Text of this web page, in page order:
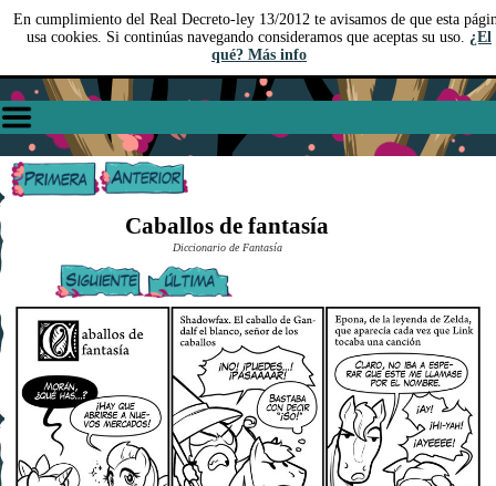
En cumplimiento del Real Decreto-ley 13/2012 te avisamos de que esta
usa cookies. Si continúas navegando consideramos que aceptas su uso. ¿El
qué? Más info
Caballos de fantasía
Diccionario de Fantasía